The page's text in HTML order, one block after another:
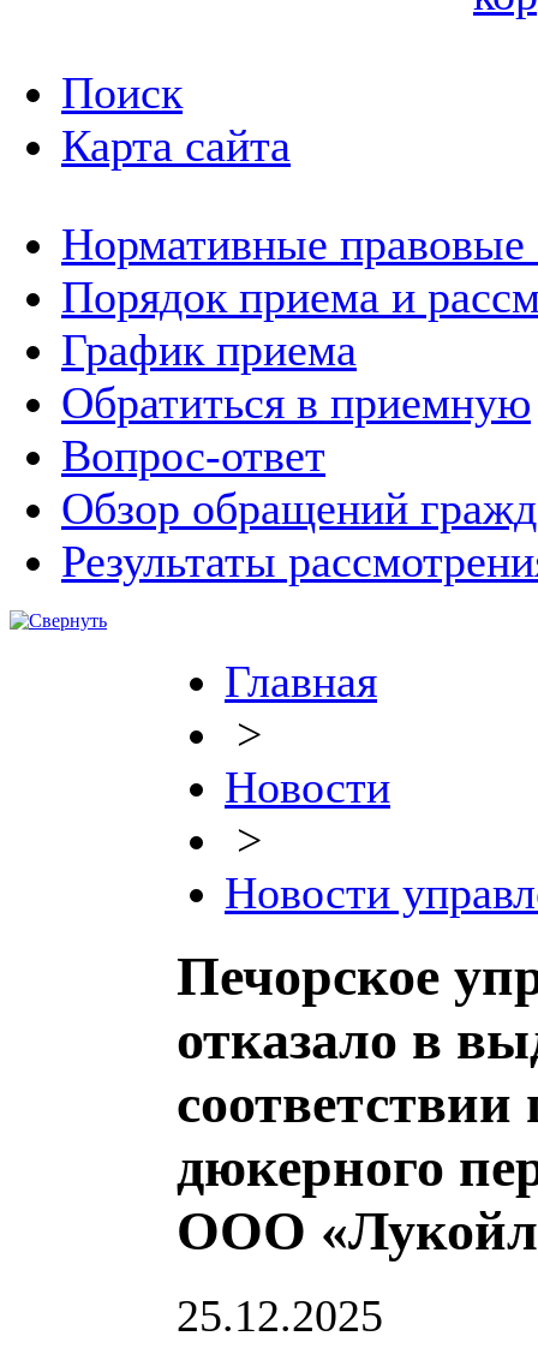
Поиск
Карта сайта
Нормативные правовые
Порядок приема и
График приема
Обратиться в приемную
Вопрос-ответ
Обзор обращений
Результаты
Главная
>
Новости
>
Новости
Печорское
отказало в
дюкерного
ООО
25.12.2025